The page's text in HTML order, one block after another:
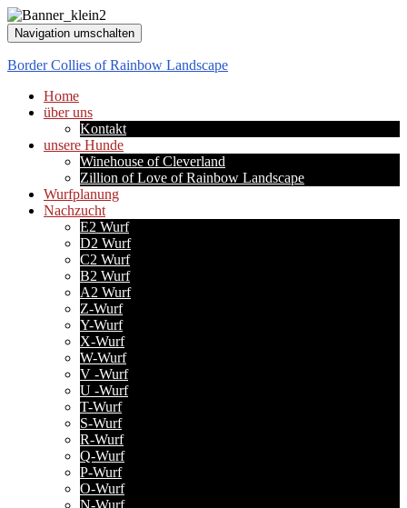
Navigation umschalten
Border Collies of Rainbow Landscape
Home
über uns
Kontakt
unsere Hunde
Winehouse of Cleverland
Zillion of Love of Rainbow Landscape
Wurfplanung
Nachzucht
E2 Wurf
D2 Wurf
C2 Wurf
B2 Wurf
A2 Wurf
Z-Wurf
Y-Wurf
X-Wurf
W-Wurf
V -Wurf
U -Wurf
T-Wurf
S-Wurf
R-Wurf
Q-Wurf
P-Wurf
O-Wurf
N-Wurf